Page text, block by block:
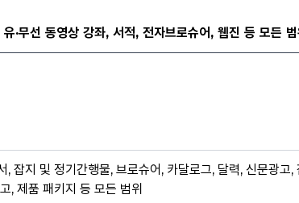
유·무선 동영상 강좌, 서적, 전자브로슈어, 웹진 등 모든 범
, 잡지 및 정기간행물, 브로슈어, 카달로그, 달력, 신문광고,
, 제품 패키지 등 모든 범위